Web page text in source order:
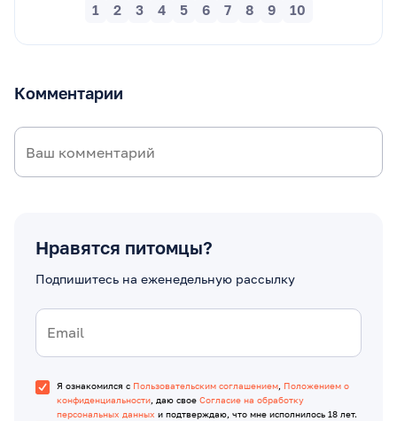
10
9
8
7
6
5
4
3
2
1
Комментарии
Нравятся питомцы?
Подпишитесь на еженедельную рассылку
Я ознакомился с Пользовательским соглашением, Положением о
конфиденциальности, даю свое Согласие на обработку
персональных данных и подтверждаю, что мне исполнилось 18 лет.